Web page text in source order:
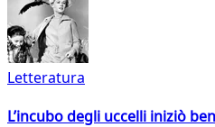
Letteratura
L’incubo degli uccelli iniziò